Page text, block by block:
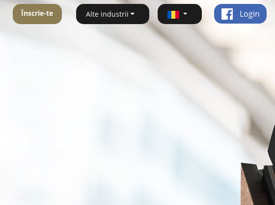
Înscrie-te Alte industrii Login